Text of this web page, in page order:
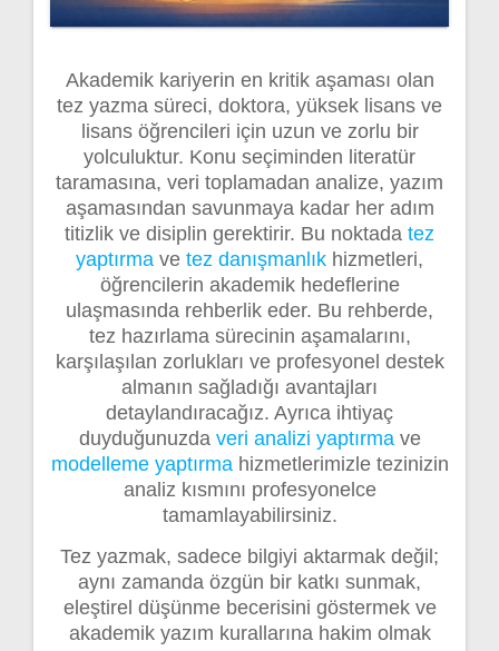
Akademik kariyerin en kritik aşaması olan
tez yazma süreci, doktora, yüksek lisans ve
lisans öğrencileri için uzun ve zorlu bir
yolculuktur. Konu seçiminden literatür
taramasına, veri toplamadan analize, yazım
aşamasından savunmaya kadar her adım
titizlik ve disiplin gerektirir. Bu noktada tez
yaptırma ve tez danışmanlık hizmetleri,
öğrencilerin akademik hedeflerine
ulaşmasında rehberlik eder. Bu rehberde,
tez hazırlama sürecinin aşamalarını,
karşılaşılan zorlukları ve profesyonel destek
almanın sağladığı avantajları
detaylandıracağız. Ayrıca ihtiyaç
duyduğunuzda veri analizi yaptırmave
modelleme yaptırmahizmetlerimizle tezinizin
analiz kısmını profesyonelce
tamamlayabilirsiniz.
Tez yazmak, sadece bilgiyi aktarmak değil;
aynı zamanda özgün bir katkı sunmak,
eleştirel düşünme becerisini göstermek ve
akademik yazım kurallarına hakim olmak